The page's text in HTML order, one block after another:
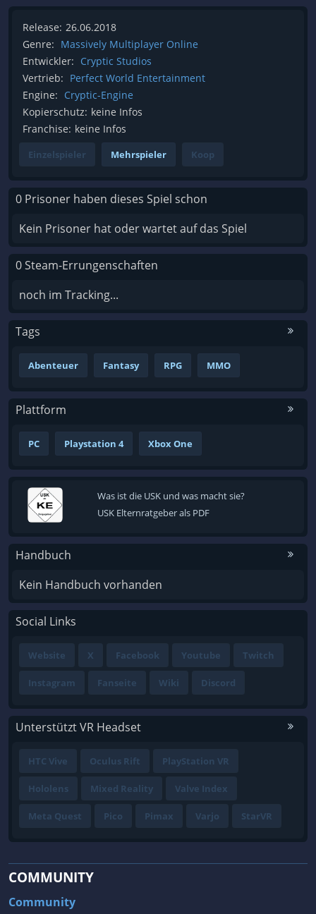
Release: 26.06.2018
Genre: Massively Multiplayer Online
Entwickler: Cryptic Studios
Vertrieb: Perfect World Entertainment
Engine: Cryptic-Engine
Kopierschutz: keine Infos
Franchise: keine Infos
Einzelspieler Mehrspieler Koop
0 Prisoner haben dieses Spiel schon
Kein Prisoner hat oder wartet auf das Spiel
0 Steam-Errungenschaften
noch im Tracking...
Tags
Abenteuer Fantasy RPG MMO
Plattform
PC Playstation 4 Xbox One
Was ist die USK und was macht sie?
USK Elternratgeber als PDF
Handbuch
Kein Handbuch vorhanden
Social Links
Website X Facebook Youtube Twitch
Instagram Fanseite Wiki Discord
Unterstützt VR Headset
HTC Vive Oculus Rift PlayStation VR
Hololens Mixed Reality Valve Index
Meta Quest Pico Pimax Varjo StarVR
COMMUNITY
Community